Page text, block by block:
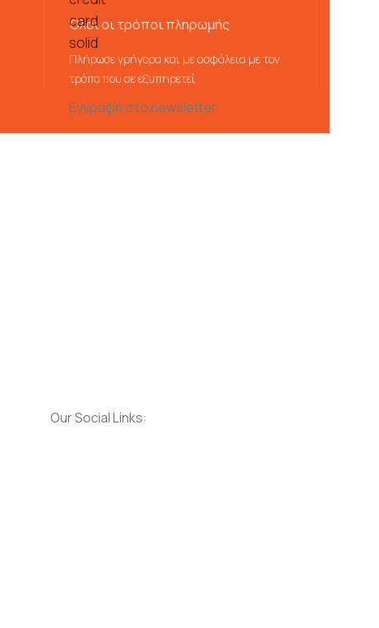
Όλοι οι τρόποι πληρωμής
Πλήρωσε γρήγορα και με ασφάλεια με τον
τρόπο που σε εξυπηρετεί
Εγγραφή στο newsletter:
Our Social Links: